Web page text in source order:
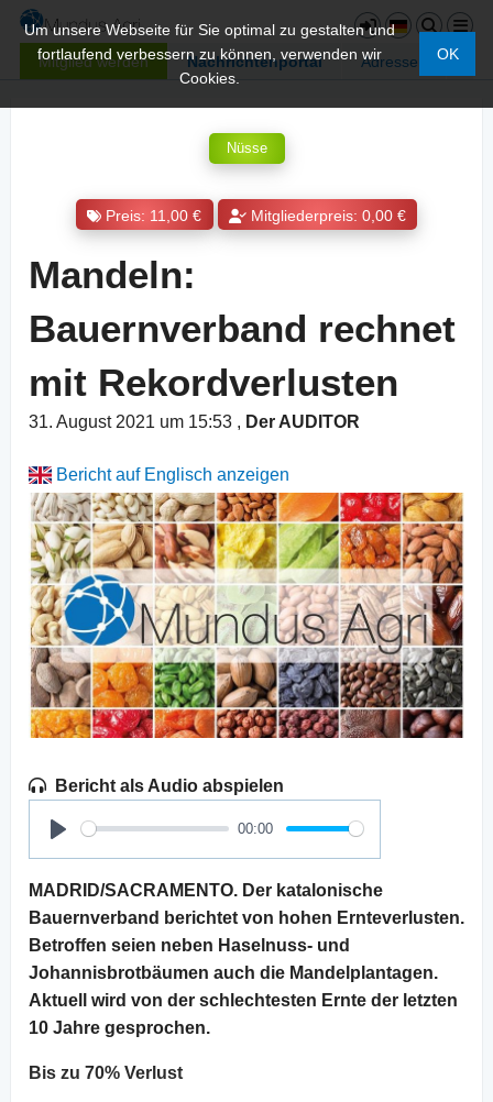
Mitglied werden Nachrichtenportal Adressen
Um unsere Webseite für Sie optimal zu gestalten und
fortlaufend verbessern zu können, verwenden wir
Cookies.
OK
Nüsse
Preis: 11,00 € Mitgliederpreis: 0,00 €
Mandeln:
Bauernverband rechnet
mit Rekordverlusten
31. August 2021 um 15:53 , Der AUDITOR
Bericht auf Englisch anzeigen
Bericht als Audio abspielen
Play
00:00
MADRID/SACRAMENTO. Der katalonische
Bauernverband berichtet von hohen Ernteverlusten.
Betroffen seien neben Haselnuss- und
Johannisbrotbäumen auch die Mandelplantagen.
Aktuell wird von der schlechtesten Ernte der letzten
10 Jahre gesprochen.
Bis zu 70% Verlust